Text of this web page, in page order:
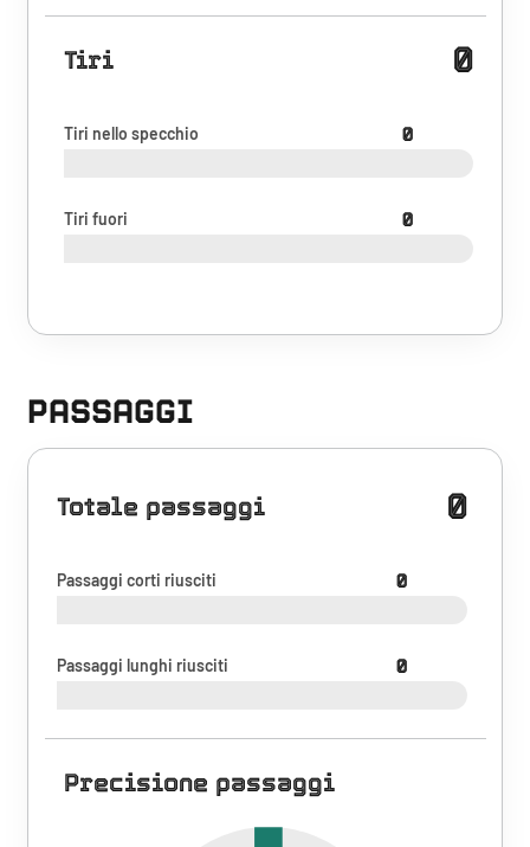
Tiri 0
Tiri nello specchio 0
Tiri fuori 0
PASSAGGI
Totale passaggi 0
Passaggi corti riusciti 0
Passaggi lunghi riusciti 0
Precisione passaggi